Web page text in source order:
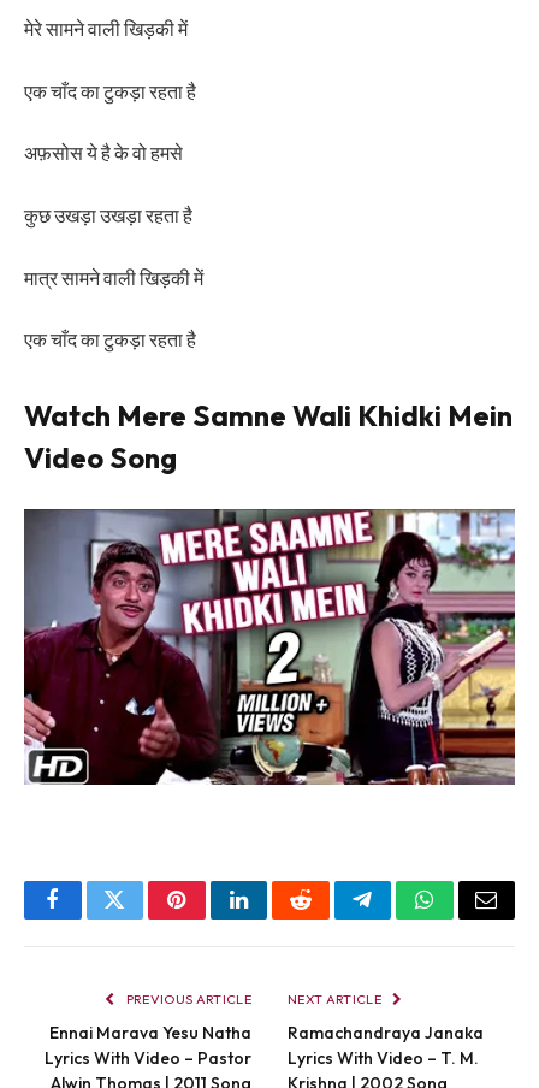
मेरे सामने वाली खिड़की में
एक चाँद का टुकड़ा रहता है
अफ़सोस ये है के वो हमसे
कुछ उखड़ा उखड़ा रहता है
मात्र सामने वाली खिड़की में
एक चाँद का टुकड़ा रहता है
Watch Mere Samne Wali Khidki Mein
Video Song
FacebookTwitterPinterestLinkedInRedditTelegramWhatsApp
Email
PREVIOUS ARTICLE
Ennai Marava Yesu Natha
Lyrics With Video – Pastor
Alwin Thomas | 2011 Song
NEXT ARTICLE
Ramachandraya Janaka
Lyrics With Video – T. M.
Krishna | 2002 Song